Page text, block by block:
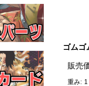
ゴムゴ
販売
重み: 1